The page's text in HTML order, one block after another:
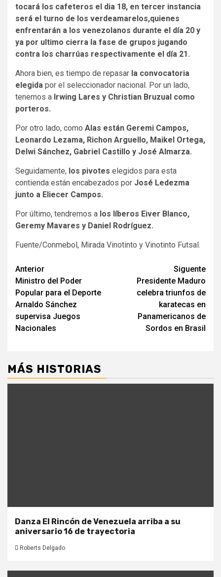
tocará los cafeteros el dia 18, en tercer instancia
será el turno de los verdeamarelos,quienes
enfrentarán a los venezolanos durante el día 20 y
ya por ultimo cierra la fase de grupos jugando
contra los charrúas respectivamente el día 21.
Ahora bien, es tiempo de repasar la convocatoria
elegida por el seleccionador nacional. Por un lado,
tenemos a Irwing Lares y Christian Bruzual como
porteros.
Por otro lado, como Alas están Geremi Campos,
Leonardo Lezama, Richon Arguello, Maikel Ortega,
Delwi Sánchez, Gabriel Castillo y José Almarza.
Seguidamente, los pivotes elegidos para esta
contienda están encabezados por José Ledezma
junto a Eliecer Campos.
Por último, tendremos a los líberos Eiver Blanco,
Geremy Mavares y Daniel Rodríguez.
Fuente/Conmebol, Mirada Vinotinto y Vinotinto Futsal.
Navegación
de
entradas
Anterior
Ministro del Poder
Popular para el Deporte
Arnaldo Sánchez
supervisa Juegos
Nacionales
Siguente
Presidente Maduro
celebra triunfos de
karatecas en
Panamericanos de
Sordos en Brasil
MÁS HISTORIAS
Danza El Rincón de Venezuela arriba a su
aniversario 16 de trayectoria
Roberts Delgado